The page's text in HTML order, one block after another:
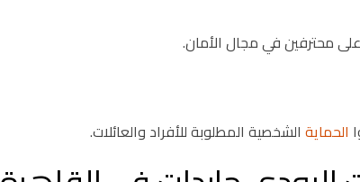
محترفين في مجال الأمان.
الحماية الشخصية المطلوبة للأفراد والعائلات.